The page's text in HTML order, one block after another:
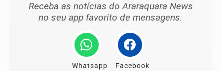
Receba as notícias do Araraquara News
no seu app favorito de mensagens.
Whatsapp Facebook